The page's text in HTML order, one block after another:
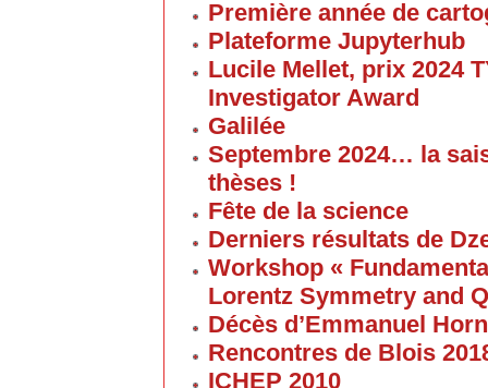
Première année de
Plateforme Jupyterhub
Lucile Mellet, prix 2024
Investigator Award
Galilée
Septembre 2024… la
thèses !
Fête de la science
Derniers résultats de
Workshop «
Lorentz Symmetry and
Décès d’Emmanuel
Rencontres de Blois
ICHEP 2010